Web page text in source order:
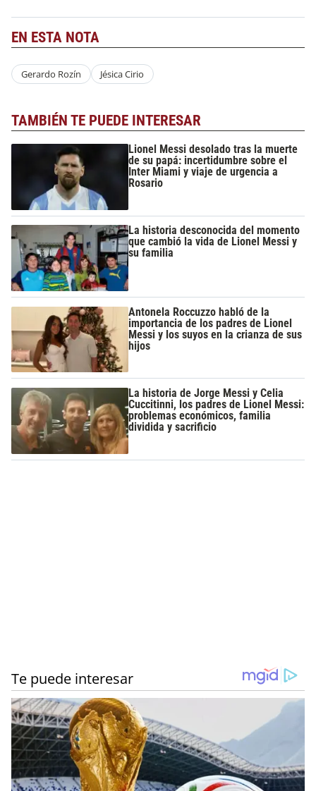
EN ESTA NOTA
Gerardo Rozín Jésica Cirio
TAMBIÉN TE PUEDE INTERESAR
Lionel Messi desolado tras la muerte
de su papá: incertidumbre sobre el
Inter Miami y viaje de urgencia a
Rosario
La historia desconocida del momento
que cambió la vida de Lionel Messi y
su familia
Antonela Roccuzzo habló de la
importancia de los padres de Lionel
Messi y los suyos en la crianza de sus
hijos
La historia de Jorge Messi y Celia
Cuccitinni, los padres de Lionel Messi:
problemas económicos, familia
dividida y sacrificio